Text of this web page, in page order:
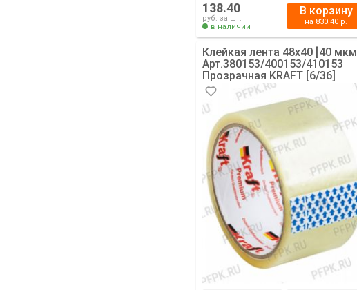
138.40
руб. за шт.
в наличии
В корзину
на 830.40 р.
Клейкая лента 48х40 [40 мкм]
Арт.380153/400153/410153
Прозрачная KRAFT [6/36]